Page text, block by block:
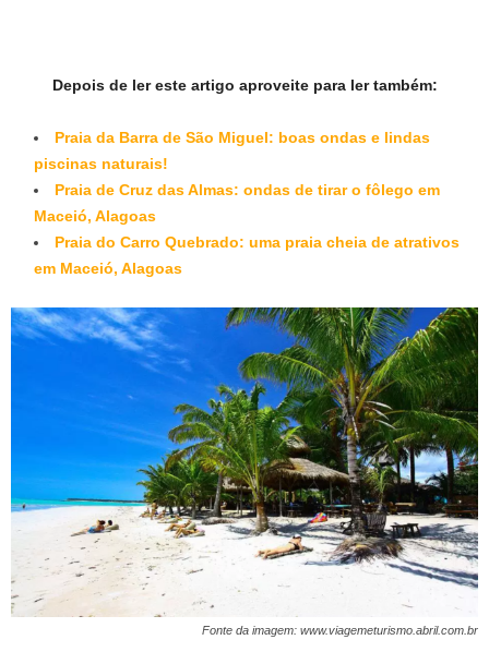
Depois de ler este artigo aproveite para ler também:
Praia da Barra de São Miguel: boas ondas e lindas
piscinas naturais!
Praia de Cruz das Almas: ondas de tirar o fôlego em
Maceió, Alagoas
Praia do Carro Quebrado: uma praia cheia de atrativos
em Maceió, Alagoas
Fonte da imagem: www.viagemeturismo.abril.com.br